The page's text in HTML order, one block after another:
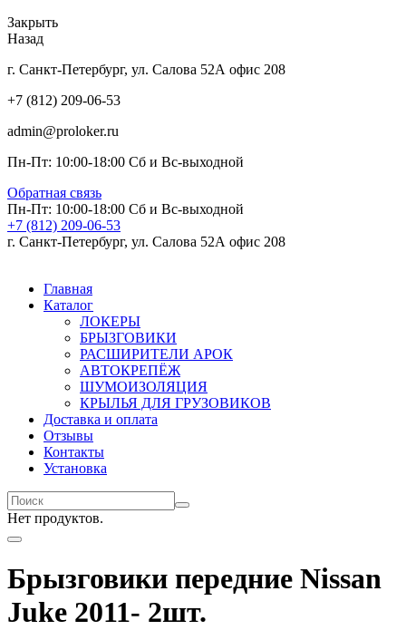
Закрыть
Назад
г. Санкт-Петербург, ул. Салова 52А офис 208
+7 (812) 209-06-53
admin@proloker.ru
Пн-Пт: 10:00-18:00 Сб и Вс-выходной
Обратная связь
Пн-Пт: 10:00-18:00 Сб и Вс-выходной
+7 (812) 209-06-53
г. Санкт-Петербург, ул. Салова 52А офис 208
Главная
Каталог
ЛОКЕРЫ
БРЫЗГОВИКИ
РАСШИРИТЕЛИ АРОК
АВТОКРЕПЁЖ
ШУМОИЗОЛЯЦИЯ
КРЫЛЬЯ ДЛЯ ГРУЗОВИКОВ
Доставка и оплата
Отзывы
Контакты
Установка
Нет продуктов.
Брызговики передние Nissan
Juke 2011- 2шт.